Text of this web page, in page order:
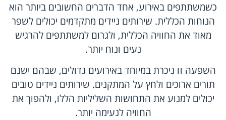
כשמשתתפים באירוע, אחד הדברים החשובים ביותר הוא
הנוחות הכללית. שירותים ניידים מתקדמים יכולים לשפר
מאוד את החוויה הכללית, ולגרום למשתתפים להרגיש
נעים ונוח יותר.
השפעה זו ניכרת במיוחד באירועים גדולים, שבהם ישנם
תורים ארוכים ולחץ על המתקנים. שירותים ניידים טובים
יכולים למנוע את התחושות השליליות הללו, ולהפוך את
החוויה לנעימה יותר.